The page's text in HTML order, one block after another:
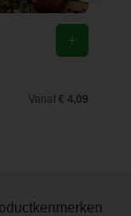
Vanaf € 4,09